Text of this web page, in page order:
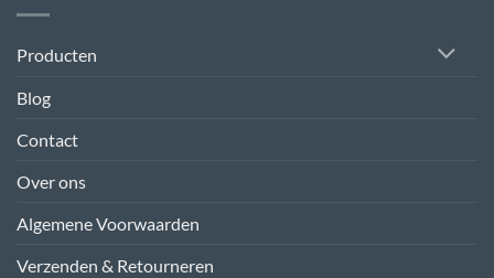
Producten
Blog
Contact
Over ons
Algemene Voorwaarden
Verzenden & Retourneren